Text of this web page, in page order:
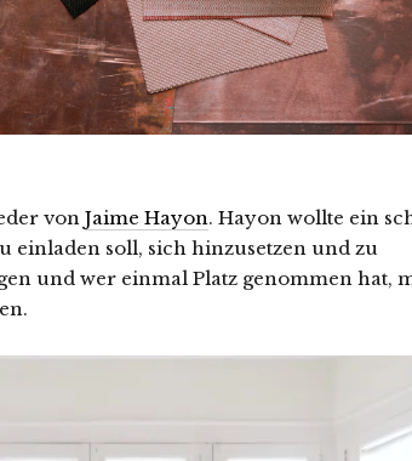
von Jaime Hayon. Hayon wollte ein
einladen soll, sich hinzusetzen und zu
und wer einmal Platz genommen hat,